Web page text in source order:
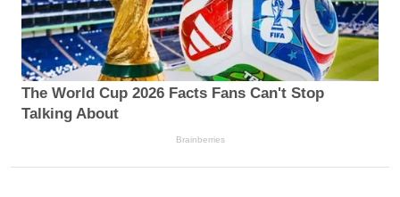
The World Cup 2026 Facts Fans Can't Stop
Talking About
Brainberries